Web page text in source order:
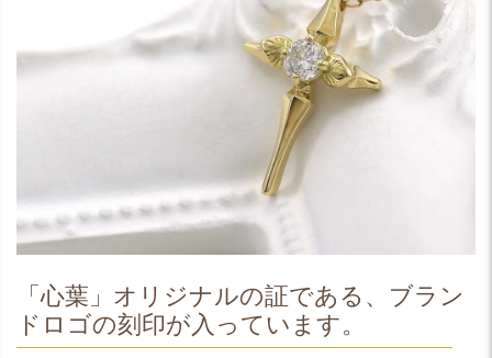
「心葉」オリジナルの証である、ブラン
ドロゴの刻印が入っています。